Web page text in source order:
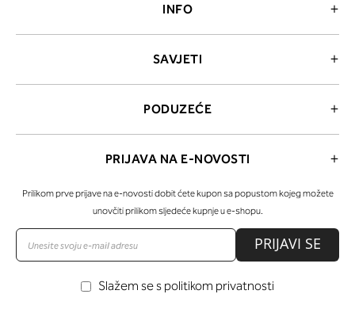
INFO
SAVJETI
PODUZEĆE
PRIJAVA NA E-NOVOSTI
Prilikom prve prijave na e-novosti dobit ćete kupon sa popustom kojeg možete
unovčiti prilikom sljedeće kupnje u e-shopu.
PRIJAVI SE
Slažem se s politikom privatnosti